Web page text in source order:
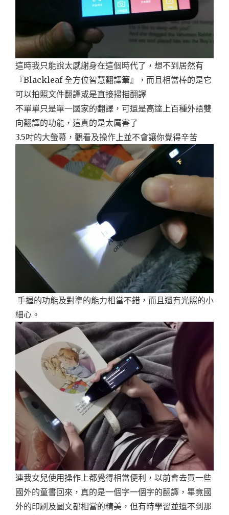
這時我只能說太感謝身在這個時代了，想不到居然有
『Blackleaf 全方位智慧翻譯筆』，而且相當棒的是它
可以拍照文件翻譯或是直接掃描翻譯
不單單只是單一國家的翻譯，可還是高達上百種外語雙
向翻譯的功能，這真的是太厲害了
3.5吋的大螢幕，觀看及操作上並不會讓你覺得辛苦
手握的功能及對準的能力相當不錯，而且還有光照的小
細心。
連我女兒使用操作上都覺得相當便利，以前會去買一些
國外的童書回來，真的是一個字一個字的翻譯，畢竟國
外的印刷及圖文都相當的精美，但有時學習並還不到那